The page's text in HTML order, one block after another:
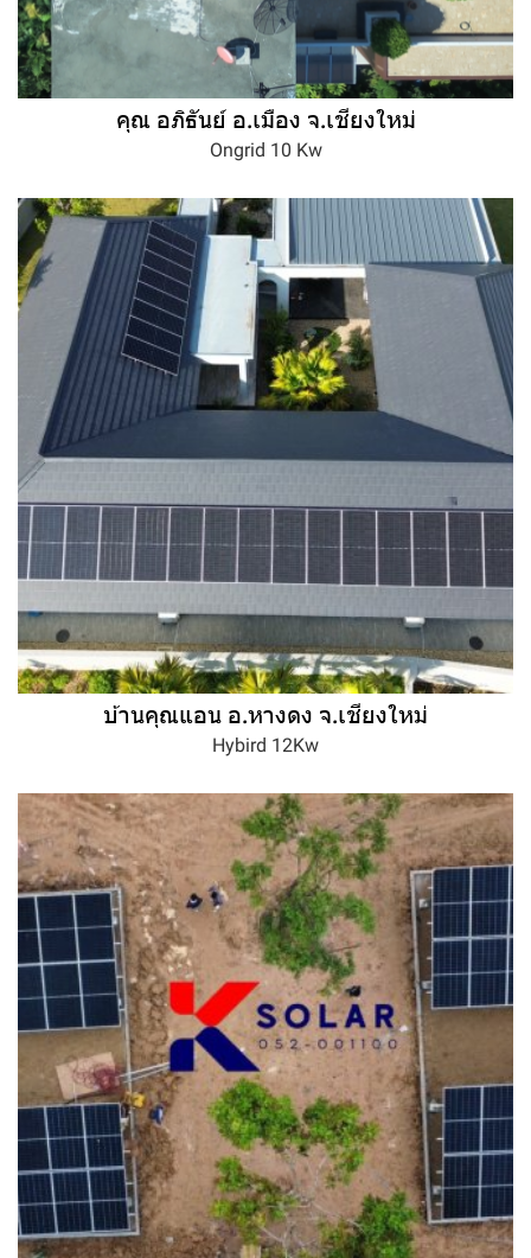
คุณ อภิธันย์ อ.เมือง จ.เชียงใหม่
Ongrid 10 Kw
บ้านคุณแอน อ.หางดง จ.เชียงใหม่
Hybird 12Kw